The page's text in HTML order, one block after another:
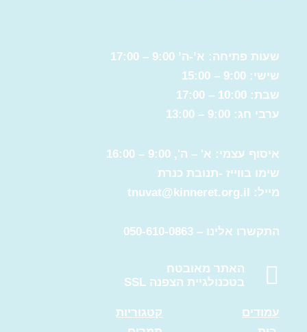
שעות פתיחה: א’-ה’ 9:00 – 17:00
שישי: 9:00 – 15:00
שבת: 10:00 – 17:00
ערבי חג: 9:00 – 13:00
איסוף עצמי: א' – ה', 9:00 – 16:00
שימו בווייז -תנובת כנרת
מייל: tnuvat@kinneret.org.il
התקשרו אלינו – 050-610-0863
האתר מאובטח
בטכנולגיית הצפנה SSL
עמודים
קטגוריות